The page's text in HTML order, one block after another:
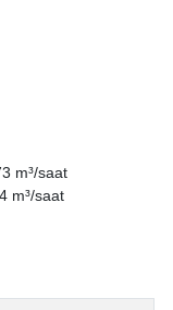
m³/saat
m³/saat